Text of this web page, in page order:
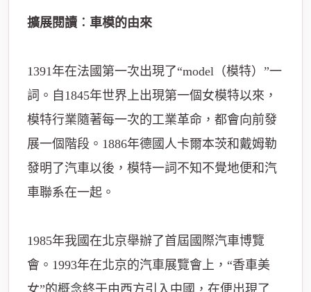
擴展閱讀︰車模的由來
1391年在法國第一次出現了“model（模特）”一
詞。自1845年世界上出現第一個女模特以來，
模特行業隨著每一次的工業革命，都會向前發
展一個階段。1886年德國人卡爾本茨和戴姆勒
發明了汽車以後，模特一詞不知不覺地便和汽
車聯系在一起。
1985年我國在北京舉辦了首屆國際汽車博覽
會。1993年在北京的汽車展覽會上，“香車美
女”的概念終于由西方引入中國，在便出現了